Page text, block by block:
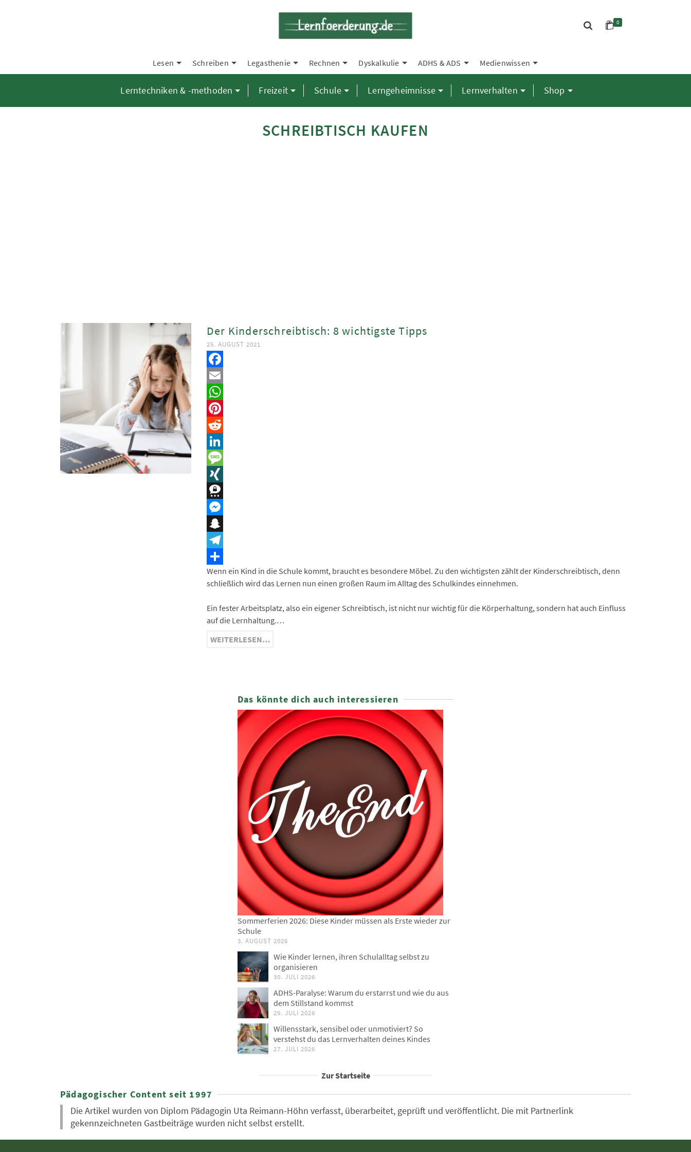
0
Lesen Schreiben Legasthenie Rechnen Dyskalkulie ADHS & ADS Medienwissen
Lerntechniken & -methoden Freizeit Schule Lerngeheimnisse Lernverhalten Shop
SCHREIBTISCH KAUFEN
Der Kinderschreibtisch: 8 wichtigste Tipps
25. AUGUST 2021
Facebook
Email
WhatsApp
Pinterest
Reddit
LinkedIn
Message
XING
Threema
Messenger
Snapchat
Telegram
Teilen
Wenn ein Kind in die Schule kommt, braucht es besondere Möbel. Zu den wichtigsten zählt der Kinderschreibtisch, denn
schließlich wird das Lernen nun einen großen Raum im Alltag des Schulkindes einnehmen.
Ein fester Arbeitsplatz, also ein eigener Schreibtisch, ist nicht nur wichtig für die Körperhaltung, sondern hat auch Einfluss
auf die Lernhaltung.…
WEITERLESEN…
Das könnte dich auch interessieren
Sommerferien 2026: Diese Kinder müssen als Erste wieder zur
Schule
3. AUGUST 2026
Wie Kinder lernen, ihren Schulalltag selbst zu
organisieren
30. JULI 2026
ADHS-Paralyse: Warum du erstarrst und wie du aus
dem Stillstand kommst
29. JULI 2026
Willensstark, sensibel oder unmotiviert? So
verstehst du das Lernverhalten deines Kindes
27. JULI 2026
Zur Startseite
Pädagogischer Content seit 1997
Die Artikel wurden von Diplom Pädagogin Uta Reimann-Höhn verfasst, überarbeitet, geprüft und veröffentlicht. Die mit Partnerlink
gekennzeichneten Gastbeiträge wurden nicht selbst erstellt.